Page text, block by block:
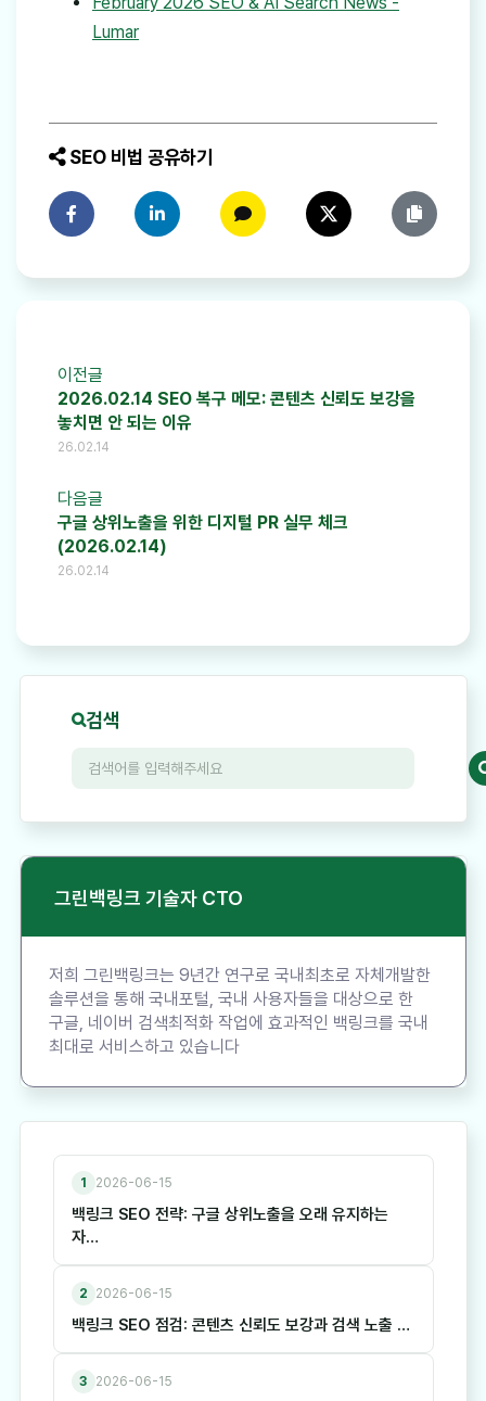
Lumar
SEO 비법 공유하기
페이스북에 공유하기링크드인에 공유하기카카오톡에 공유하기트위터에 공유하기링크 복사
이전글
2026.02.14 SEO 복구 메모: 콘텐츠 신뢰도 보강을
놓치면 안 되는 이유
26.02.14
다음글
구글 상위노출을 위한 디지털 PR 실무 체크
(2026.02.14)
26.02.14
검색
그린백링크 기술자 CTO
저희 그린백링크는 9년간 연구로 국내최초로 자체개발한
솔루션을 통해 국내포털, 국내 사용자들을 대상으로 한
구글, 네이버 검색최적화 작업에 효과적인 백링크를 국내
최대로 서비스하고 있습니다
1 2026-06-15
백링크 SEO 전략: 구글 상위노출을 오래 유지하는
자…
2 2026-06-15
백링크 SEO 점검: 콘텐츠 신뢰도 보강과 검색 노출 …
3 2026-06-15